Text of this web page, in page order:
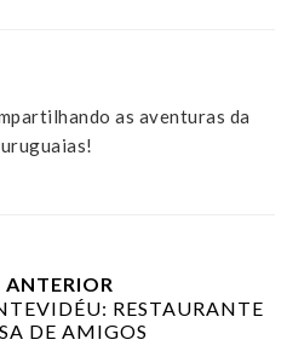
as aventuras da
RESTAURANTE
DE AMIGOS